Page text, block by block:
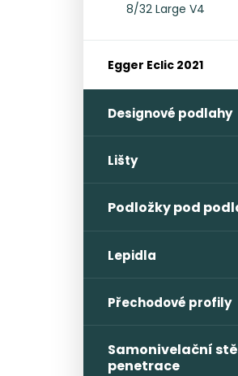
8/32 Large V4
Egger Eclic 2021
Designové podlahy
Lišty
Podložky pod
Lepidla
Přechodové profily
Samonivelační
penetrace